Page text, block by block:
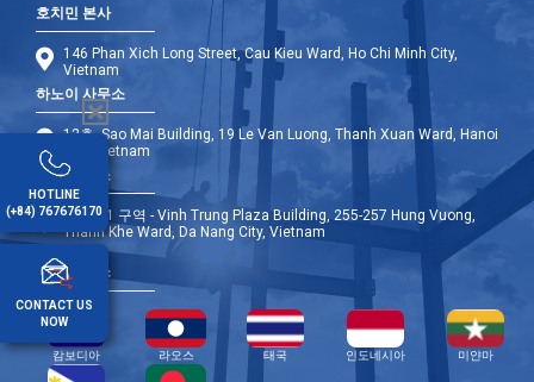
호치민 본사
146 Phan Xich Long Street, Cau Kieu Ward, Ho Chi Minh City,
Vietnam
하노이 사무소
12층, Sao Mai Building, 19 Le Van Luong, Thanh Xuan Ward, Hanoi
City, Vietnam
다낭 사무소
9층 - A1 구역 - Vinh Trung Plaza Building, 255-257 Hung Vuong,
Thanh Khe Ward, Da Nang City, Vietnam
해외 사무소
캄보디아 라오스 태국 인도네시아 미얀마
HOTLINE
(+84) 767676170
CONTACT US
NOW